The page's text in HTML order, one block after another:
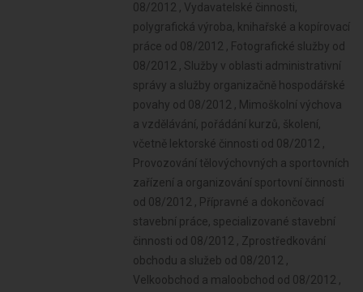
08/2012 , Vydavatelské činnosti,
polygrafická výroba, knihařské a kopírovací
práce od 08/2012 , Fotografické služby od
08/2012 , Služby v oblasti administrativní
správy a služby organizačně hospodářské
povahy od 08/2012 , Mimoškolní výchova
a vzdělávání, pořádání kurzů, školení,
včetně lektorské činnosti od 08/2012 ,
Provozování tělovýchovných a sportovních
zařízení a organizování sportovní činnosti
od 08/2012 , Přípravné a dokončovací
stavební práce, specializované stavební
činnosti od 08/2012 , Zprostředkování
obchodu a služeb od 08/2012 ,
Velkoobchod a maloobchod od 08/2012 ,